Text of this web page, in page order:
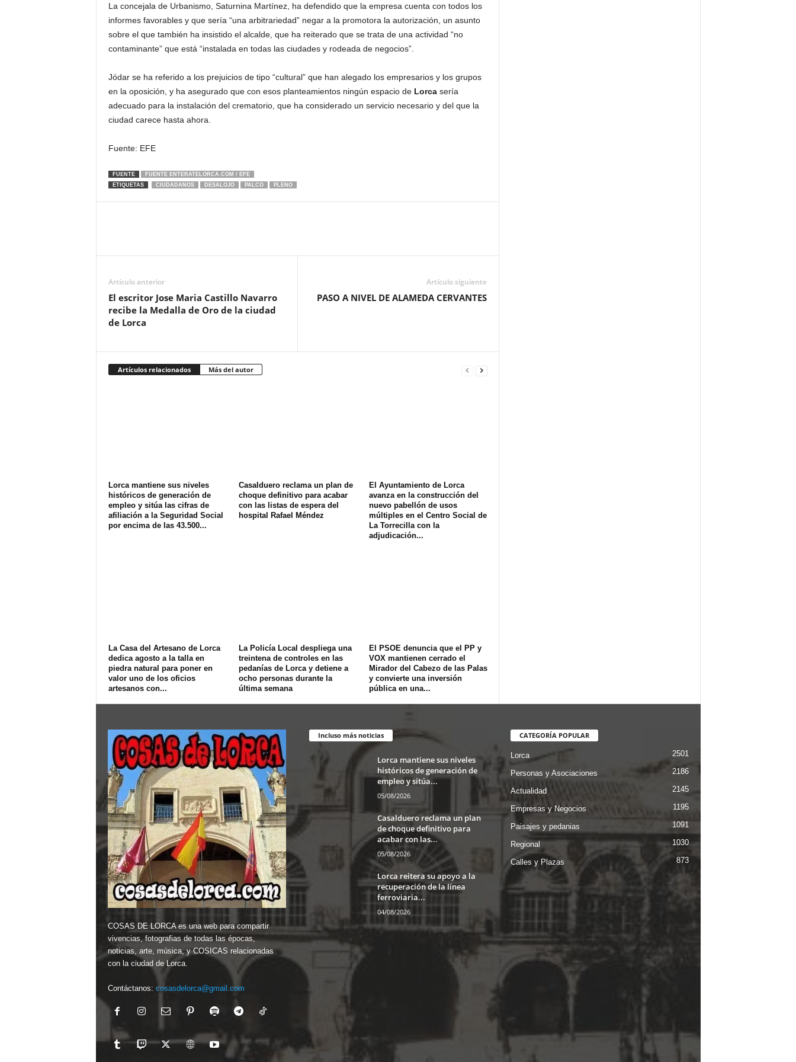
La concejala de Urbanismo, Saturnina Martínez, ha defendido que la empresa cuenta con todos los
informes favorables y que sería “una arbitrariedad” negar a la promotora la autorización, un asunto
sobre el que también ha insistido el alcalde, que ha reiterado que se trata de una actividad “no
contaminante” que está “instalada en todas las ciudades y rodeada de negocios”.
Jódar se ha referido a los prejuicios de tipo “cultural” que han alegado los empresarios y los grupos
en la oposición, y ha asegurado que con esos planteamientos ningún espacio de Lorcasería
adecuado para la instalación del crematorio, que ha considerado un servicio necesario y del que la
ciudad carece hasta ahora.
Fuente: EFE
FUENTE
FUENTE ENTERATELORCA.COM / EFE
ETIQUETAS
CIUDADANOS DESALOJO PALCO PLENO
Artículo anterior
El escritor Jose Maria Castillo Navarro
recibe la Medalla de Oro de la ciudad
de Lorca
Artículo siguiente
PASO A NIVEL DE ALAMEDA CERVANTES
Artículos relacionados Más del autor
Lorca mantiene sus niveles
históricos de generación de
empleo y sitúa las cifras de
afiliación a la Seguridad Social
por encima de las 43.500...
Casalduero reclama un plan de
choque definitivo para acabar
con las listas de espera del
hospital Rafael Méndez
El Ayuntamiento de Lorca
avanza en la construcción del
nuevo pabellón de usos
múltiples en el Centro Social de
La Torrecilla con la
adjudicación...
La Casa del Artesano de Lorca
dedica agosto a la talla en
piedra natural para poner en
valor uno de los oficios
artesanos con...
La Policía Local despliega una
treintena de controles en las
pedanías de Lorca y detiene a
ocho personas durante la
última semana
El PSOE denuncia que el PP y
VOX mantienen cerrado el
Mirador del Cabezo de las Palas
y convierte una inversión
pública en una...
COSAS DE LORCA es una web para compartir
vivencias, fotografias de todas las épocas,
noticias, arte, música, y COSICAS relacionadas
con la ciudad de Lorca.
Contáctanos: cosasdelorca@gmail.com
Incluso más noticias
Lorca mantiene sus niveles
históricos de generación de
empleo y sitúa...
05/08/2026
Casalduero reclama un plan
de choque definitivo para
acabar con las...
05/08/2026
Lorca reitera su apoyo a la
recuperación de la línea
ferroviaria...
04/08/2026
CATEGORÍA POPULAR
Lorca 2501
Personas y Asociaciones 2186
Actualidad 2145
Empresas y Negocios 1195
Paisajes y pedanias 1091
Regional 1030
Calles y Plazas 873